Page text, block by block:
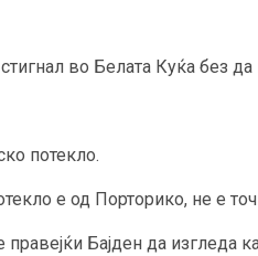
во Белата Куќа без
потекло.
е од Порторико, не е
Бајден да изгледа